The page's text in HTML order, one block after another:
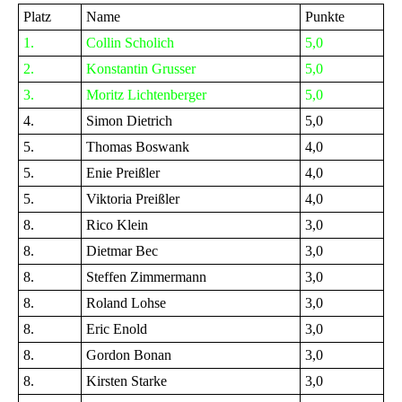
Platz Name
Punkte
1.
Collin Scholich
5,0
2.
Konstantin Grusser
5,0
3.
Moritz Lichtenberger
5,0
4.
Simon Dietrich
5,0
5.
Thomas Boswank
4,0
5.
Enie Preißler
4,0
5.
Viktoria Preißler
4,0
8.
Rico Klein
3,0
8.
Dietmar Bec
3,0
8.
Steffen Zimmermann
3,0
8.
Roland Lohse
3,0
8.
Eric Enold
3,0
8.
Gordon Bonan
3,0
8.
Kirsten Starke
3,0